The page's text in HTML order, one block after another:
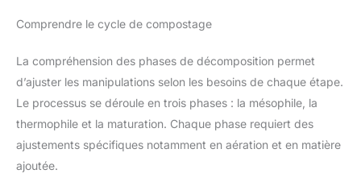
Comprendre le cycle de compostage
La compréhension des phases de décomposition permet
d’ajuster les manipulations selon les besoins de chaque étape.
Le processus se déroule en trois phases : la mésophile, la
thermophile et la maturation. Chaque phase requiert des
ajustements spécifiques notamment en aération et en matière
ajoutée.